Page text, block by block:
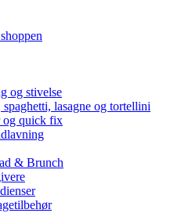
og stivelse
spaghetti, lasagne og tortellini
og quick fix
& Brunch